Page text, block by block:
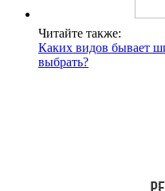
Читайте также:
Каких видов бывает
выбрать?